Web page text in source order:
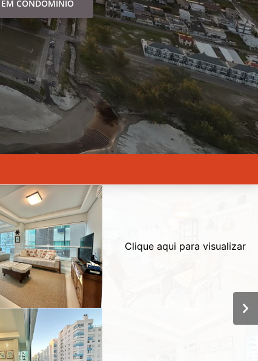
EM CONDOMÍNIO
Clique aqui para visualizar